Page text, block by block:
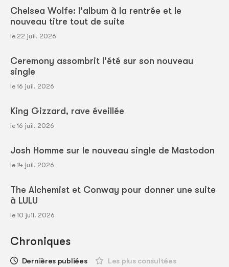
Chelsea Wolfe: l'album à la rentrée et le
nouveau titre tout de suite
le 22 juil. 2026
Ceremony assombrit l'été sur son nouveau
single
le 16 juil. 2026
King Gizzard, rave éveillée
le 16 juil. 2026
Josh Homme sur le nouveau single de Mastodon
le 14 juil. 2026
The Alchemist et Conway pour donner une suite
à LULU
le 10 juil. 2026
Chroniques
Dernières publiées Les plus consultées